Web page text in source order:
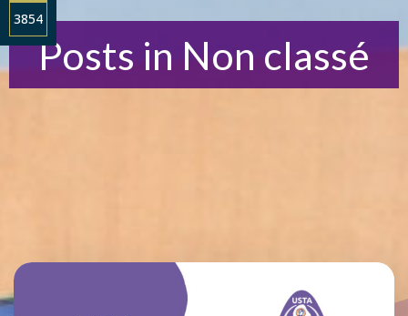
Posts in Non classé
WhatsApp
3854
Share
on
Email